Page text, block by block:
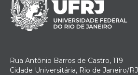
Rua Antônio Barros de Castro, 119
Cidade Universitária, Rio de Janeiro/RJ